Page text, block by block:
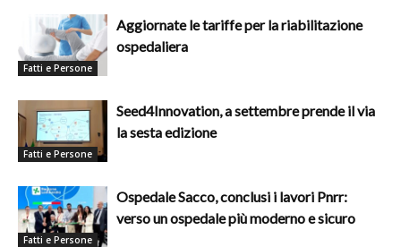
Fatti e Persone
Aggiornate le tariffe per la riabilitazione
ospedaliera
Fatti e Persone
Seed4Innovation, a settembre prende il via
la sesta edizione
Fatti e Persone
Ospedale Sacco, conclusi i lavori Pnrr:
verso un ospedale più moderno e sicuro